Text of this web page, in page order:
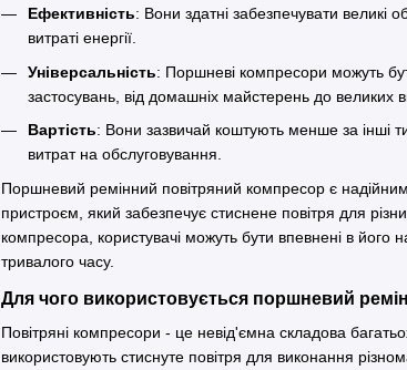
Ефективність: Вони здатні забезпечувати великі
витраті енергії.
Універсальність: Поршневі компресори можуть
застосувань, від домашніх майстерень до великих
Вартість: Вони зазвичай коштують менше за інші
витрат на обслуговування.
Поршневий ремінний повітряний компресор є
пристроєм, який забезпечує стиснене повітря для
компресора, користувачі можуть бути впевнені в його
тривалого часу.
Для чого використовується поршневий
Повітряні компресори - це невід'ємна складова
використовують стиснуте повітря для виконання